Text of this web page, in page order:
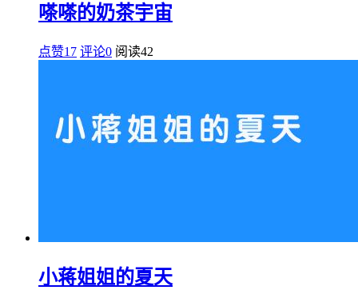
嗏嗏的奶茶宇宙
点赞17 评论0 阅读42
小蒋姐姐的夏天